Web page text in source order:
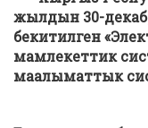
жылдын 30-
бекитилген
мамлекеттик
маалыматтык